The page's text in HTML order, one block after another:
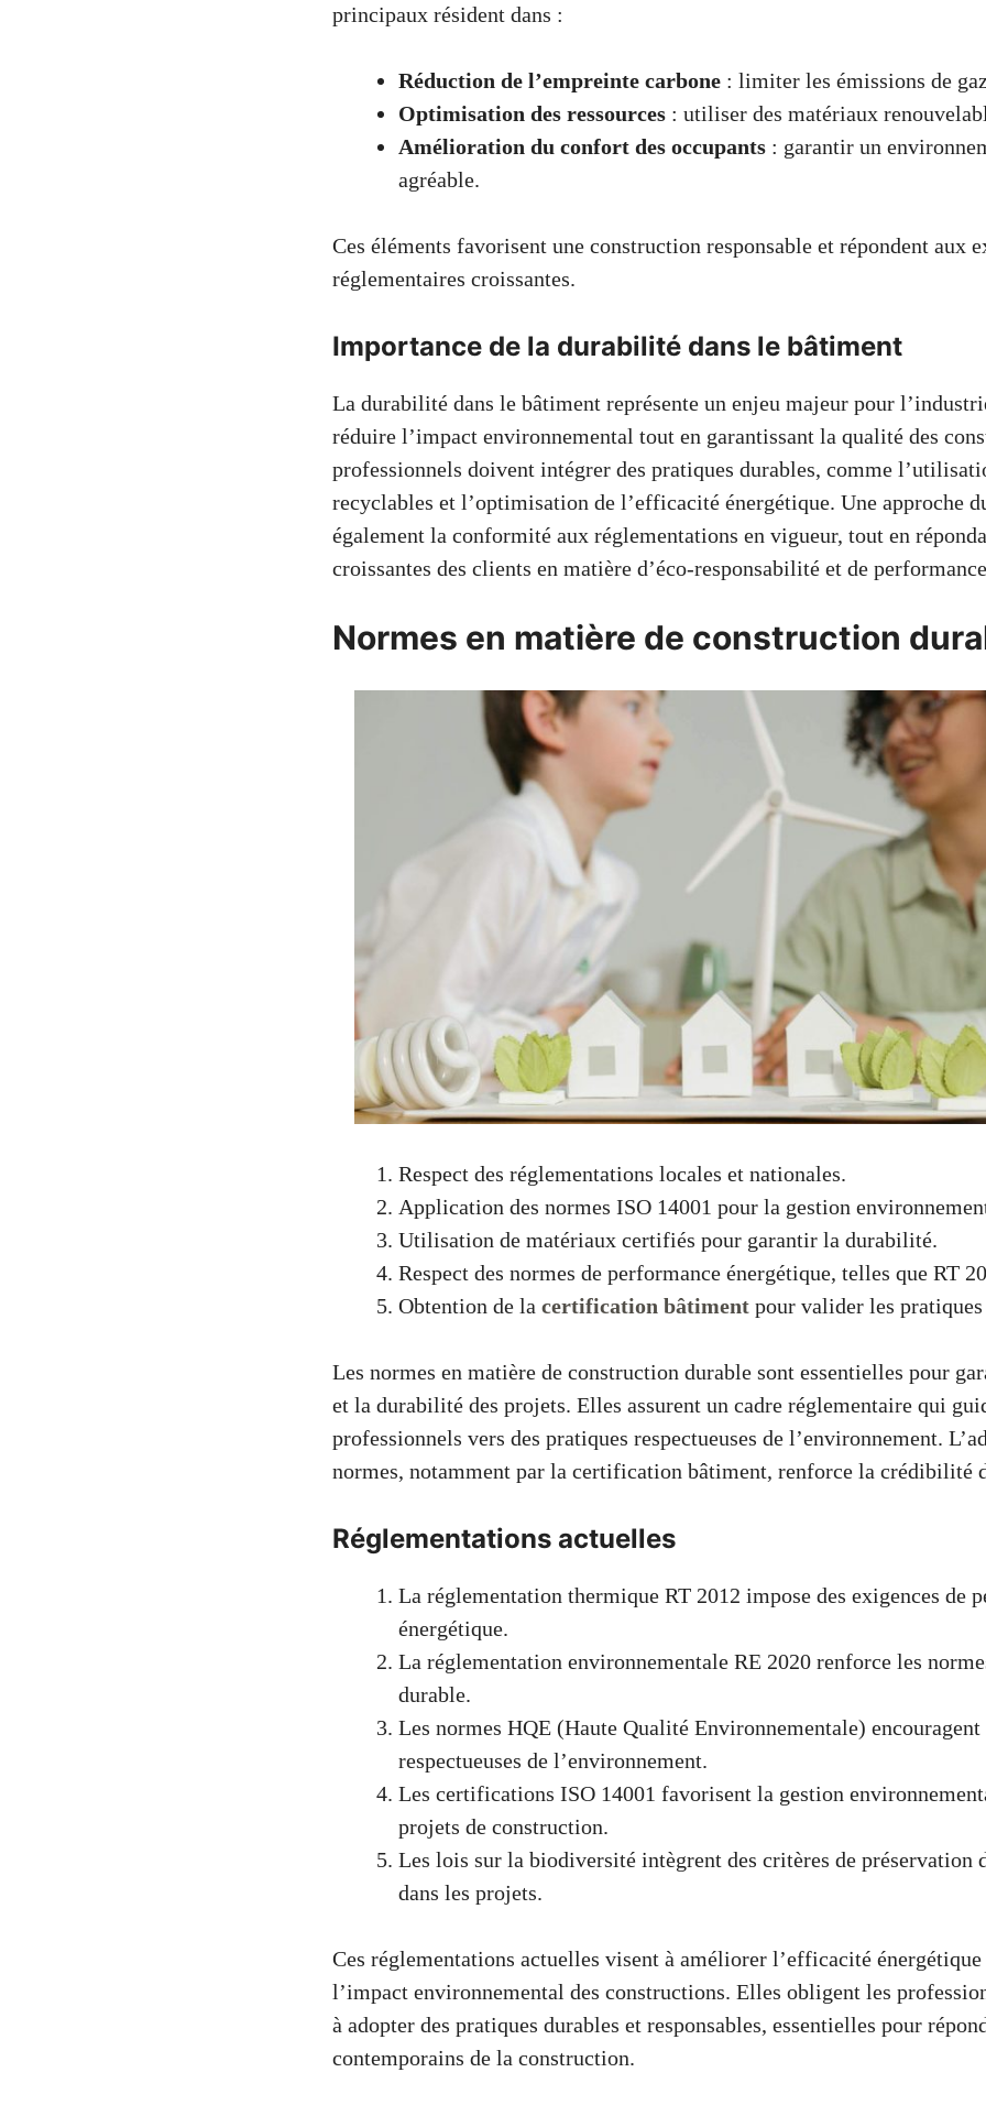
principaux résident dans :
Réduction de l’empreinte carbone : limiter les émissions de
Optimisation des ressources : utiliser des matériaux
Amélioration du confort des occupants : garantir un
agréable.
Ces éléments favorisent une construction responsable et répondent aux
réglementaires croissantes.
Importance de la durabilité dans le bâtiment
La durabilité dans le bâtiment représente un enjeu majeur pour
réduire l’impact environnemental tout en garantissant la qualité des
professionnels doivent intégrer des pratiques durables, comme
recyclables et l’optimisation de l’efficacité énergétique. Une approche
également la conformité aux réglementations en vigueur, tout en
croissantes des clients en matière d’éco-responsabilité et de
Normes en matière de construction
Respect des réglementations locales et nationales.
Application des normes ISO 14001 pour la gestion
Utilisation de matériaux certifiés pour garantir la durabilité.
Respect des normes de performance énergétique, telles que RT
Obtention de la certification bâtiment pour valider les
Les normes en matière de construction durable sont essentielles pour
et la durabilité des projets. Elles assurent un cadre réglementaire qui
professionnels vers des pratiques respectueuses de l’environnement.
normes, notamment par la certification bâtiment, renforce la crédibilité
Réglementations actuelles
La réglementation thermique RT 2012 impose des exigences de
énergétique.
La réglementation environnementale RE 2020 renforce les
durable.
Les normes HQE (Haute Qualité Environnementale) encouragent
respectueuses de l’environnement.
Les certifications ISO 14001 favorisent la gestion
projets de construction.
Les lois sur la biodiversité intègrent des critères de préservation
dans les projets.
Ces réglementations actuelles visent à améliorer l’efficacité
l’impact environnemental des constructions. Elles obligent les
à adopter des pratiques durables et responsables, essentielles pour
contemporains de la construction.